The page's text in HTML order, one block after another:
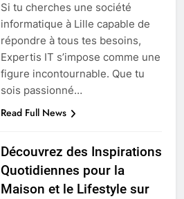
Si tu cherches une société
informatique à Lille capable de
répondre à tous tes besoins,
Expertis IT s’impose comme une
figure incontournable. Que tu
sois passionné…
Read Full News
Découvrez des Inspirations
Quotidiennes pour la
Maison et le Lifestyle sur